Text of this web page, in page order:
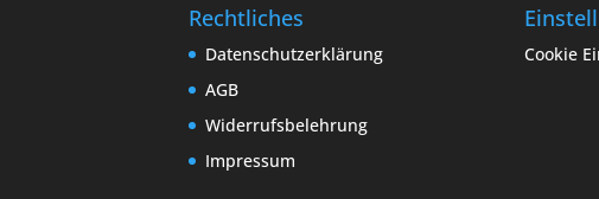
Rechtliches
Datenschutzerklärung
AGB
Widerrufsbelehrung
Impressum
Cookie